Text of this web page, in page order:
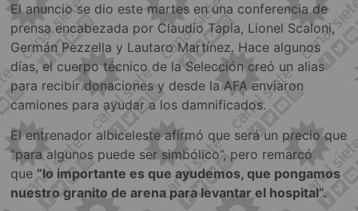
El anuncio se dio este martes en una conferencia de
prensa encabezada por Claudio Tapia, Lionel Scaloni,
Germán Pezzella y Lautaro Martínez. Hace algunos
días, el cuerpo técnico de la Selección creó un alias
para recibir donaciones y desde la AFA enviaron
camiones para ayudar a los damnificados.
El entrenador albiceleste afirmó que será un precio que
“para algunos puede ser simbólico”, pero remarcó
que “lo importante es que ayudemos, que pongamos
nuestro granito de arena para levantar el hospital”.